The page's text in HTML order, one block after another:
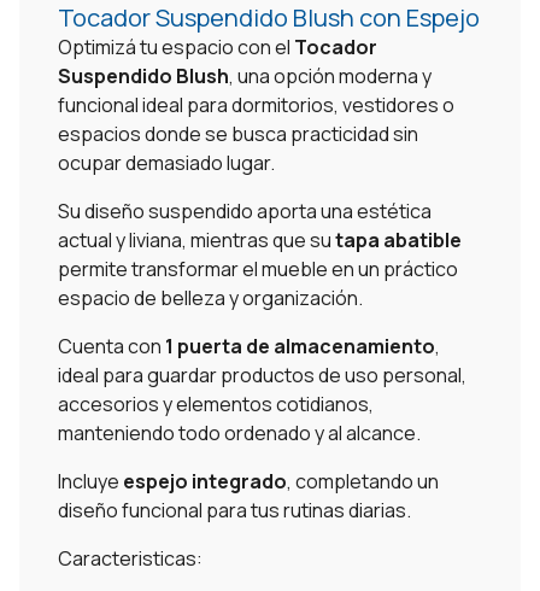
Tocador Suspendido Blush con Espejo
Optimizá tu espacio con el Tocador
Suspendido Blush, una opción moderna y
funcional ideal para dormitorios, vestidores o
espacios donde se busca practicidad sin
ocupar demasiado lugar.
Su diseño suspendido aporta una estética
actual y liviana, mientras que sutapa abatible
permite transformar el mueble en un práctico
espacio de belleza y organización.
Cuenta con 1 puerta de almacenamiento,
ideal para guardar productos de uso personal,
accesorios y elementos cotidianos,
manteniendo todo ordenado y al alcance.
Incluye espejo integrado, completando un
diseño funcional para tus rutinas diarias.
Caracteristicas: